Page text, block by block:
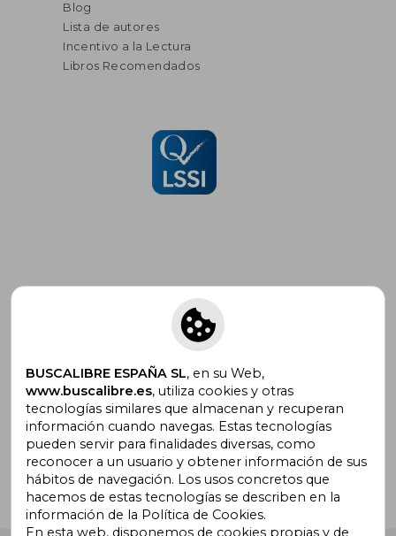
Blog
Lista de autores
Incentivo a la Lectura
Libros Recomendados
Suscríbete para recibir ofertas y
promociones
¿Necesitas ayuda?
Ir a Centro de Soporte
BUSCALIBRE ESPAÑA SL, en su Web,
www.buscalibre.es, utiliza cookies y otras
tecnologías similares que almacenan y recuperan
información cuando navegas. Estas tecnologías
pueden servir para finalidades diversas, como
reconocer a un usuario y obtener información de sus
hábitos de navegación. Los usos concretos que
hacemos de estas tecnologías se describen en la
información de la Política de Cookies.
En esta web, disponemos de cookies propias y de